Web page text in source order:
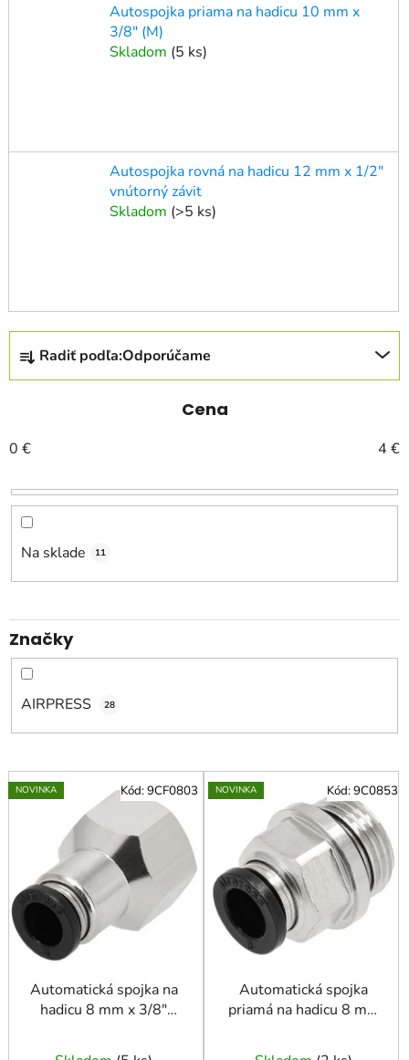
Autospojka priama na hadicu 10 mm x
3/8" (M)
Skladom (5 ks)
Autospojka rovná na hadicu 12 mm x 1/2"
vnútorný závit
Skladom (>5 ks)
R
a
d
n
i
e
p
o
d
k
t
o
Radiť podľa:Odporúčame
Cena
0 € 4 €
Na sklade 11
Značky
AIRPRESS 28
V
ý
p
r
o
NOVINKA
Automatická spojka na
hadicu 8 mm x 3/8"
Kód:9CF0803 NOVINKA
Automatická spojka
priamá na hadicu 8 mm
Kód:9C0853